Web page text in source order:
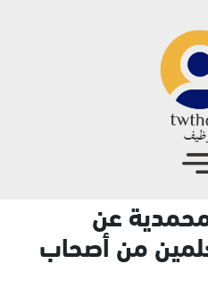
عن
من أصحاب